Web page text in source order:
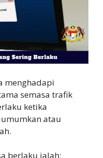
menghadapi
semasa trafik
ketika
atau
berlaku ialah: